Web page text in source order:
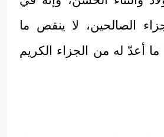
الصالحين، لا ينقص ما
أعدّ له من الجزاء الكريم